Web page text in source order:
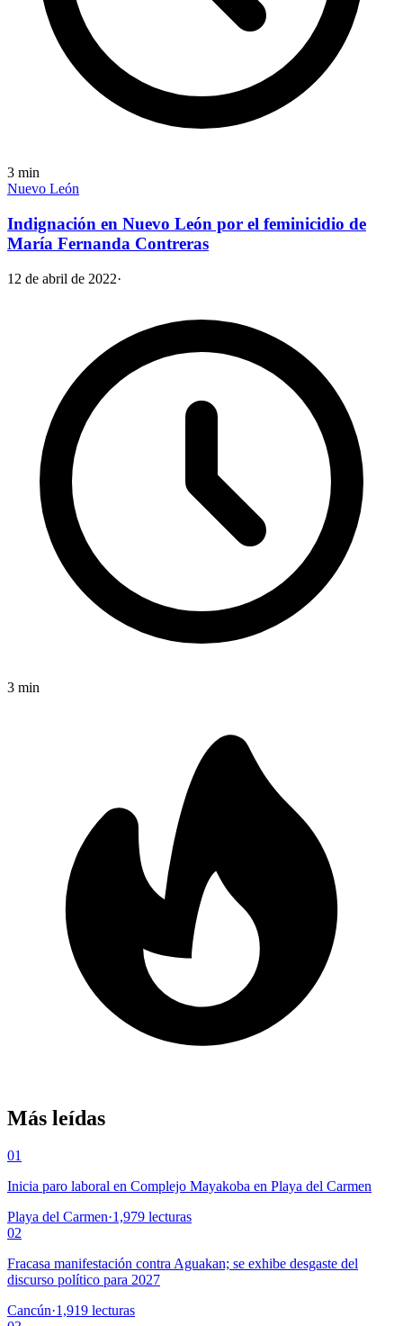
3 min
Nuevo León
Indignación en Nuevo León por el feminicidio de
María Fernanda Contreras
12 de abril de 2022·
3 min
Más leídas
01
Inicia paro laboral en Complejo Mayakoba en Playa del Carmen
Playa del Carmen·1,979 lecturas
02
Fracasa manifestación contra Aguakan; se exhibe desgaste del
discurso político para 2027
Cancún·1,919 lecturas